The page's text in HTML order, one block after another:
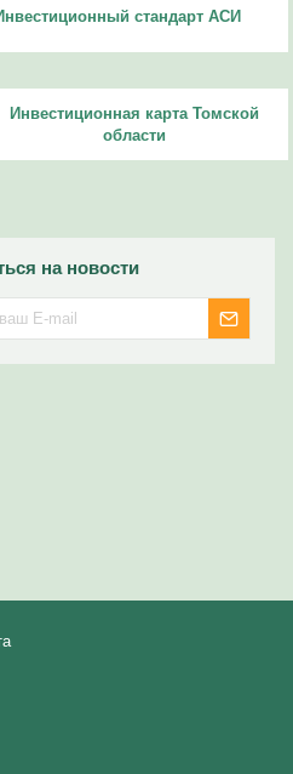
стандарт АСИ
Инвестиционная карта Томской
области
на новости